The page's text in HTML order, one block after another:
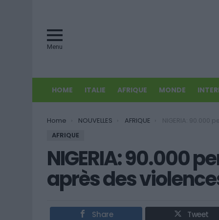
Menu
HOME ITALIE AFRIQUE MONDE
You are here:
Home NOUVELLES AFRIQUE
NIGERIA: 90.000 personnes
AFRIQUE
NIGERIA: 90.000
après des
Share Tweet